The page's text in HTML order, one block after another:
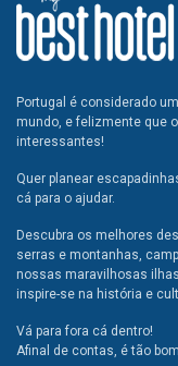
Portugal é considerado
mundo, e felizmente que
interessantes!
Quer planear
cá para o ajudar.
Descubra os melhores
serras e montanhas,
nossas maravilhosas
inspire-se na história e
Vá para fora cá dentro!
Afinal de contas, é tão